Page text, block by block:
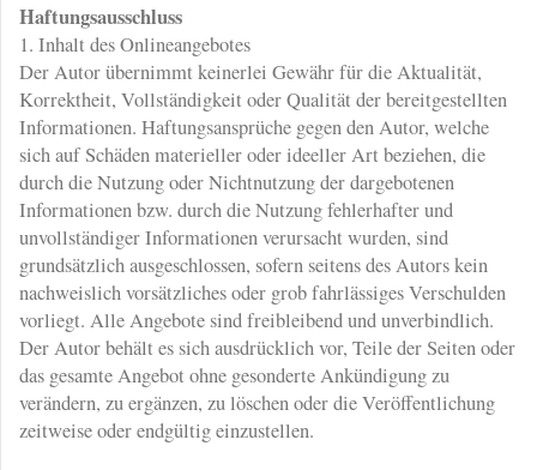
Haftungsausschluss
1. Inhalt des Onlineangebotes
Der Autor übernimmt keinerlei Gewähr für die Aktualität,
Korrektheit, Vollständigkeit oder Qualität der bereitgestellten
Informationen. Haftungsansprüche gegen den Autor, welche
sich auf Schäden materieller oder ideeller Art beziehen, die
durch die Nutzung oder Nichtnutzung der dargebotenen
Informationen bzw. durch die Nutzung fehlerhafter und
unvollständiger Informationen verursacht wurden, sind
grundsätzlich ausgeschlossen, sofern seitens des Autors kein
nachweislich vorsätzliches oder grob fahrlässiges Verschulden
vorliegt. Alle Angebote sind freibleibend und unverbindlich.
Der Autor behält es sich ausdrücklich vor, Teile der Seiten oder
das gesamte Angebot ohne gesonderte Ankündigung zu
verändern, zu ergänzen, zu löschen oder die Veröffentlichung
zeitweise oder endgültig einzustellen.